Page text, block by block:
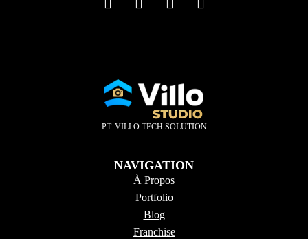
PT. VILLO TECH SOLUTION
NAVIGATION
À Propos
Portfolio
Blog
Franchise